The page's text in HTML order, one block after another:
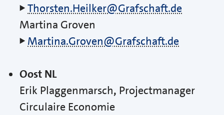
Thorsten.Heilker@Grafschaft.de
Martina Groven
Martina.Groven@Grafschaft.de
Oost NL
Erik Plaggenmarsch, Projectmanager
Circulaire Economie